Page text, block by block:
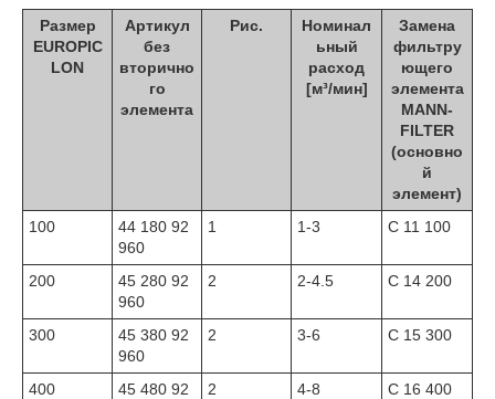
Размер
EUROPIC
LON
Артикул
без
вторично
го
элемента
Рис.
Номинал
ьный
расход
[м³/мин]
Замена
фильтру
ющего
элемента
MANN-
FILTER
(основно
й
элемент)
100
44 180 92
960
1 1-3 C 11 100
200
45 280 92
960
2 2-4.5 C 14 200
300
45 380 92
960
2 3-6 C 15 300
400
45 480 92
2 4-8 C 16 400